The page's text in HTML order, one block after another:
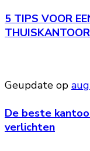
5 TIPS VOOR
THUISKANTOOR
Geupdate op
De beste
verlichten